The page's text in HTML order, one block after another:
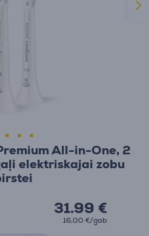
All-in-One, 2
elektriskajai zobu
31.99 €
16,00 €/gab